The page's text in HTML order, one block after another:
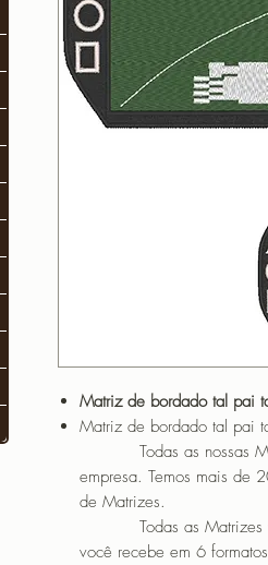
Matriz de bordado tal pai
Matriz de bordado tal pai
Todas as nossas
empresa. Temos mais de
de Matrizes.
Todas as Matrizes
você recebe em 6